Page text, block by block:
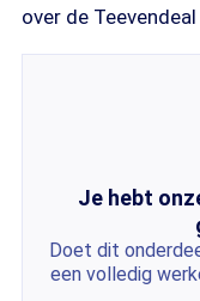
over de
Je hebt
Doet dit
een volledig